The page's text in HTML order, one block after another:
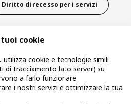
Diritto di recesso per i servizi
cookie
utilizza cookie e tecnologie simili
di tracciamento lato server) su
a farlo funzionare
i nostri servizi e ottimizzare la tua